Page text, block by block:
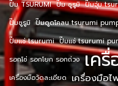
ปั๊ม TSURUMI ปั๊ม ซูรูมิ ปั๊มจุ่ม
ปั๊มซูรูมิ ปั๊มดูดโคลน tsurumi
ปั๊มแช่ tsurumi ปั๊มแช่ tsurumi
รอกโซ่ รอกโยก รอกถ่วง เค
เครื่องมือวัดละเอียด เครื่องมือไ